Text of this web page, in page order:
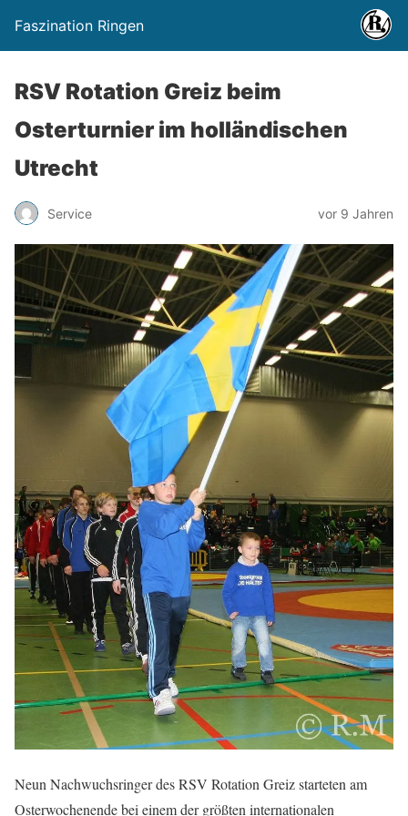
Faszination Ringen
RSV Rotation Greiz beim
Osterturnier im holländischen
Utrecht
Service vor 9 Jahren
Neun Nachwuchsringer des RSV Rotation Greiz starteten am
Osterwochenende bei einem der größten internationalen